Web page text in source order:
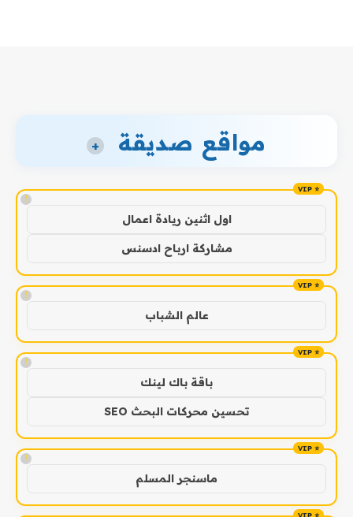
مواقع صديقة +
!
اول اثنين ريادة اعمال
مشاركة ارباح ادسنس
!
عالم الشباب
!
باقة باك لينك
تحسين محركات البحث SEO
!
ماسنجر المسلم